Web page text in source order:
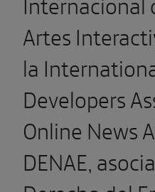
Artes
la
Developers
Online News
DENAE,